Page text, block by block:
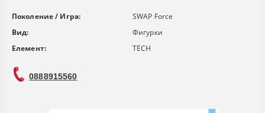
Поколение / Игра:
SWAP Force
Вид:
Фигурки
Елемент:
TECH
0888915560